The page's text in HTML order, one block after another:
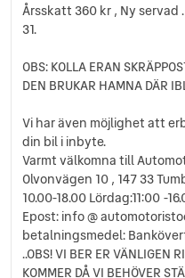
ISOFIX-fästen bak
Multifunktionsratt
Regnsensor
Sidoairbags
Sminkspegel
Startspärr
Svensksåld
Sätesvärme (fram)
Tonade rutor
USB-uttag
Yttertemperaturmätare
Årsskatt 360 kr , Ny
31.
OBS: KOLLA ERAN
DEN BRUKAR HAMNA DÄR
Vi har även möjlighet att
din bil i inbyte.
Varmt välkomna till
Olvonvägen 10 , 147 33
10.00-18.00 Lördag:11:00 -
Epost: info @
betalningsmedel:
..OBS! VI BER ER VÄNLIGEN
KOMMER DÅ VI BEHÖVER